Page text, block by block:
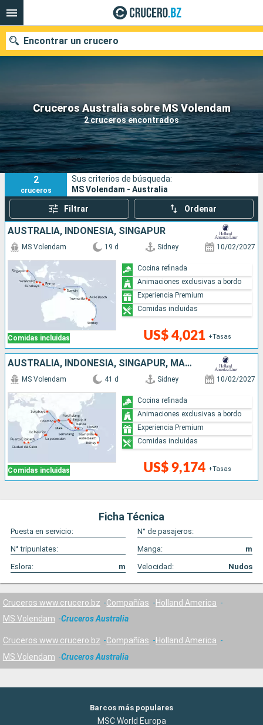
Cruceros Australia sobre MS Volendam
2 cruceros encontrados
Encontrar un crucero
Nuestros destinos
Fecha de salida
Puertos Compañías
Buscar
2
cruceros
Sus criterios de búsqueda:
MS Volendam - Australia
Filtrar Ordenar
AUSTRALIA, INDONESIA, SINGAPUR
Comidas incluidas
MS Volendam 19 d Sidney 10/02/2027
US$ 4,021 +Tasas
Cocina refinada
Animaciones exclusivas a bordo
Experiencia Premium
Comidas incluidas
AUSTRALIA, INDONESIA, SINGAPUR, MALASIA, TAILANDIA, SRI LANKA, MALDIVAS, MAURICE, FRANCIA, SUDAFRICA
Comidas incluidas
MS Volendam 41 d Sidney 10/02/2027
US$ 9,174 +Tasas
Cocina refinada
Animaciones exclusivas a bordo
Experiencia Premium
Comidas incluidas
Ficha Técnica
Puesta en servicio:
N° de pasajeros:
N° tripunlates:
Manga:
m
Eslora:
m Velocidad: Nudos
Cruceros www.crucero.bz Compañías
Holland America
MS Volendam
Cruceros Australia
Cruceros www.crucero.bz Compañías
Holland America
MS Volendam
Cruceros Australia
Barcos más populares
MSC World Europa